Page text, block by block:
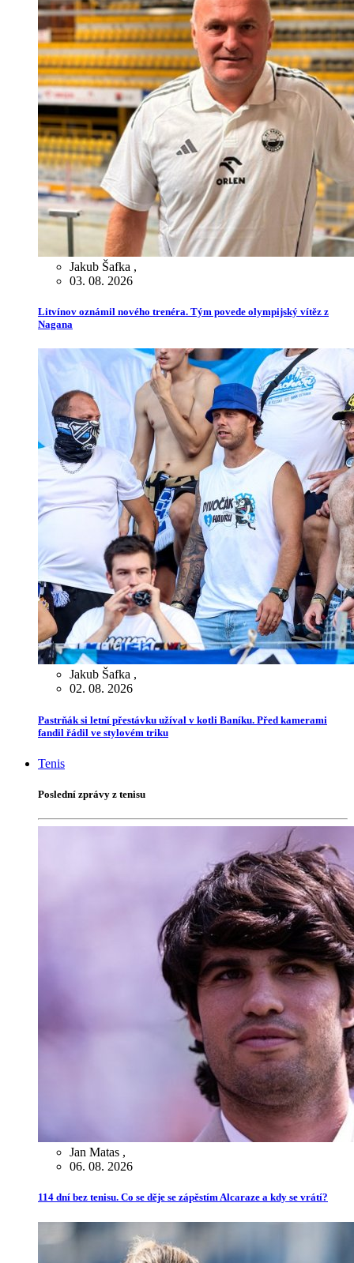
Jakub Šafka ,
03. 08. 2026
Litvínov oznámil nového trenéra. Tým povede olympijský vítěz z
Nagana
Jakub Šafka ,
02. 08. 2026
Pastrňák si letní přestávku užíval v kotli Baníku. Před kamerami
fandil řádil ve stylovém triku
Tenis
Poslední zprávy z tenisu
Jan Matas ,
06. 08. 2026
114 dní bez tenisu. Co se děje se zápěstím Alcaraze a kdy se vrátí?